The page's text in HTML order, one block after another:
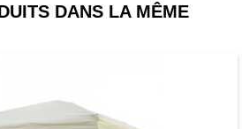
DANS LA MÊME